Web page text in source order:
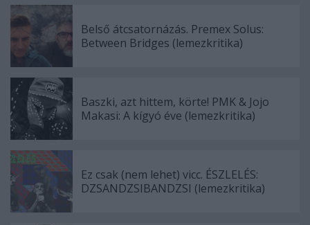
Belső átcsatornázás. Premex Solus:
Between Bridges (lemezkritika)
Baszki, azt hittem, körte! PMK & Jojo
Makasi: A kígyó éve (lemezkritika)
Ez csak (nem lehet) vicc. ÉSZLELÉS:
DZSANDZSIBANDZSI (lemezkritika)